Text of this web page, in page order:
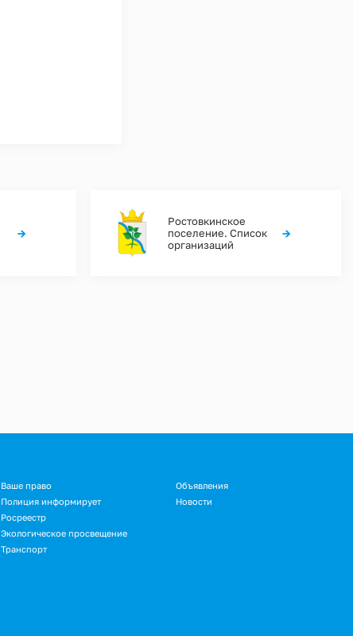
→
Ростовкинское
поселение. Список
организаций
→
Ваше право
Полиция информирует
Росреестр
Экологическое просвещение
Транспорт
Объявления
Новости